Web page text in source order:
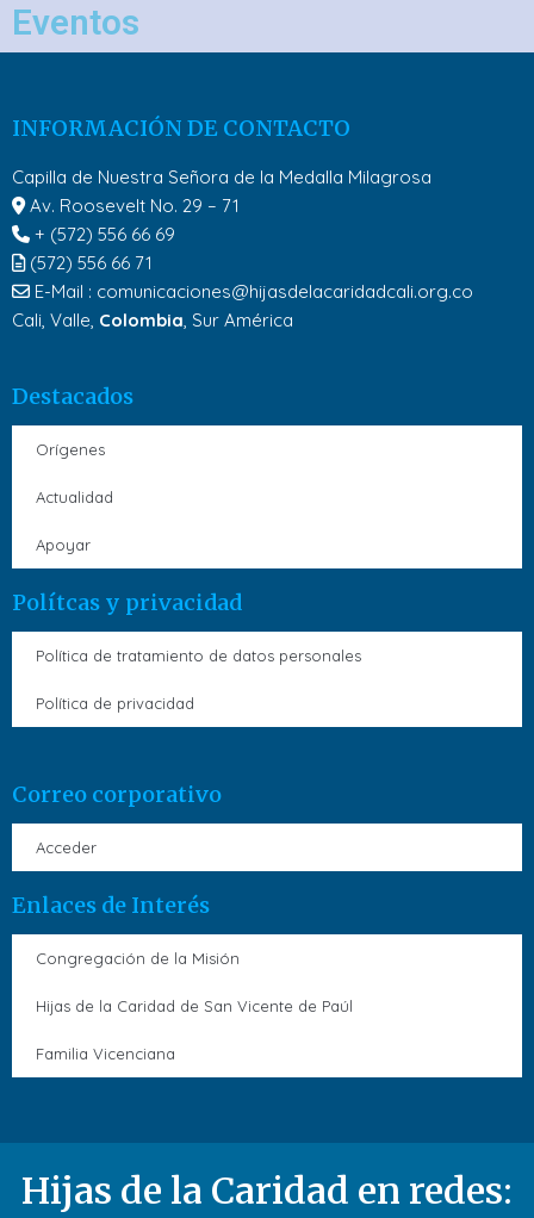
Eventos
INFORMACIÓN DE CONTACTO
Capilla de Nuestra Señora de la Medalla Milagrosa
Av. Roosevelt No. 29 – 71
+ (572) 556 66 69
(572) 556 66 71
E-Mail : comunicaciones@hijasdelacaridadcali.org.co
Cali, Valle, Colombia, Sur América
Destacados
Orígenes
Actualidad
Apoyar
Polítcas y privacidad
Política de tratamiento de datos personales
Política de privacidad
Correo corporativo
Acceder
Enlaces de Interés
Congregación de la Misión
Hijas de la Caridad de San Vicente de Paúl
Familia Vicenciana
Hijas de la Caridad en redes: